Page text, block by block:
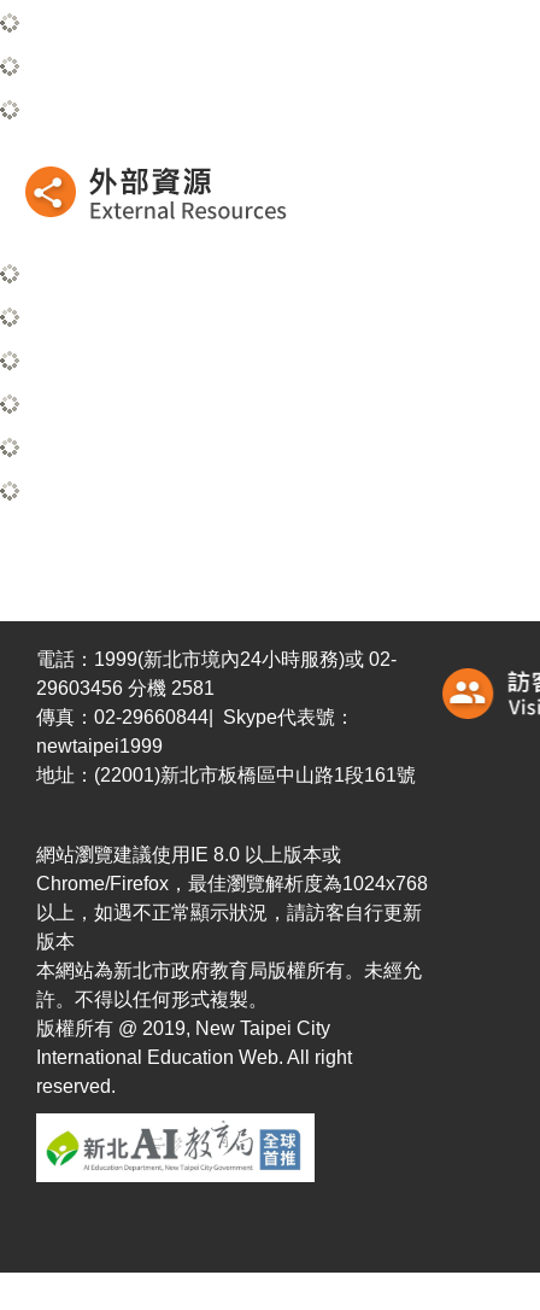
電話：1999(新北市境內24小時服務)或 02-
29603456 分機 2581
傳真：02-29660844| Skype代表號：
newtaipei1999
地址：(22001)新北市板橋區中山路1段161號
網站瀏覽建議使用IE 8.0 以上版本或
Chrome/Firefox，最佳瀏覽解析度為1024x768
以上，如遇不正常顯示狀況，請訪客自行更新
版本
本網站為新北市政府教育局版權所有。未經允
許。不得以任何形式複製。
版權所有 @ 2019, New Taipei City
International Education Web. All right
reserved.